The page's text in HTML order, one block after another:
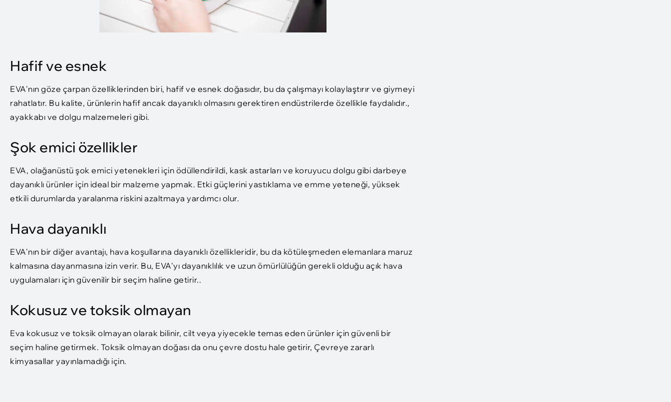
Hafif ve esnek
EVA'nın göze çarpan özelliklerinden biri, hafif ve esnek doğasıdır, bu da çalışmayı kolaylaştırır ve giymeyi
rahatlatır. Bu kalite, ürünlerin hafif ancak dayanıklı olmasını gerektiren endüstrilerde özellikle faydalıdır.,
ayakkabı ve dolgu malzemeleri gibi.
Şok emici özellikler
EVA, olağanüstü şok emici yetenekleri için ödüllendirildi, kask astarları ve koruyucu dolgu gibi darbeye
dayanıklı ürünler için ideal bir malzeme yapmak. Etki güçlerini yastıklama ve emme yeteneği, yüksek
etkili durumlarda yaralanma riskini azaltmaya yardımcı olur.
Hava dayanıklı
EVA'nın bir diğer avantajı, hava koşullarına dayanıklı özellikleridir, bu da kötüleşmeden elemanlara maruz
kalmasına dayanmasına izin verir. Bu, EVA'yı dayanıklılık ve uzun ömürlülüğün gerekli olduğu açık hava
uygulamaları için güvenilir bir seçim haline getirir..
Kokusuz ve toksik olmayan
Eva kokusuz ve toksik olmayan olarak bilinir, cilt veya yiyecekle temas eden ürünler için güvenli bir
seçim haline getirmek. Toksik olmayan doğası da onu çevre dostu hale getirir, Çevreye zararlı
kimyasallar yayınlamadığı için.